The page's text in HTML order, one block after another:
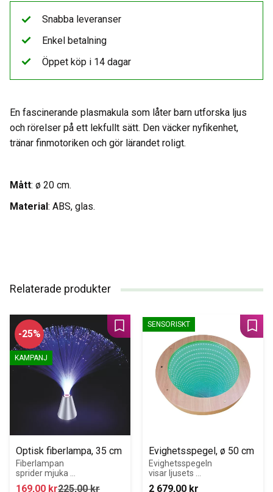
En fascinerande plasmakula som låter barn utforska ljus
och rörelser på ett lekfullt sätt. Den väcker nyfikenhet,
tränar finmotoriken och gör lärandet roligt.
Mått: ø 20 cm.
Material: ABS, glas.
Snabba leveranser
Enkel betalning
Öppet köp i 14 dagar
Relaterade produkter
Optisk fiberlampa, 35 cm
Fiberlampan
sprider mjuka
färger som
169,00 kr225,00kr
25%
KAMPANJ
Lägg till i favoriter
Evighetsspegel, ø 50 cm
Evighetsspegeln
visar ljusets
magi, väcker
2 679,00 kr
SENSORISKT